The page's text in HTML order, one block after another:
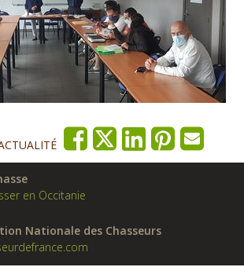
en Occitanie
Nationale des Chasseurs